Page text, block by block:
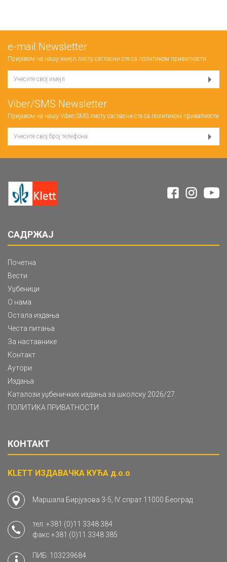
е-mail Newsletter
Пријавом на нашу имејл листу сагласни сте са политиком приватности
Viber/SMS Newsletter
Пријавом на нашу Viber/SMS листу сагласни сте са политиком приватности
САДРЖАЈ
Почетна
Вести
Уџбеници
О нама
Остала издања
Честа питања
За наставнике
Контакт
Аутори
Издања
Каталози уџбеничких издања за школску 2026/27.
ПОЛИТИКА ПРИВАТНОСТИ
КОНТАКТ
KLETT ИЗДАВАЧКА КУЋА д.о.о
Маршала Бирјузова 3-5, IV спрат 11000 Београд
тел. +381 (0)11 3348 384
факс +381 (0)11 3348 385
ПИБ: 103239684